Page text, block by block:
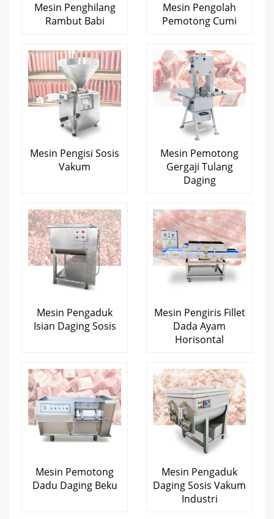
Mesin Penghilang
Rambut Babi
Mesin Pengolah
Pemotong Cumi
Mesin Pengisi Sosis
Vakum
Mesin Pemotong
Gergaji Tulang
Daging
Mesin Pengaduk
Isian Daging Sosis
Mesin Pengiris Fillet
Dada Ayam
Horisontal
Mesin Pemotong
Dadu Daging Beku
Mesin Pengaduk
Daging Sosis Vakum
Industri